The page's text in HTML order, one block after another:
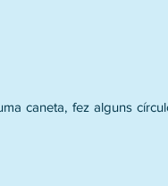
caneta, fez alguns